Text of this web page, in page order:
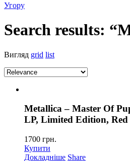
Угору
Search results:
Вигляд grid list
Metallica – Master Of
LP, Limited Edition,
1700 грн.
Купити
Докладніше Share